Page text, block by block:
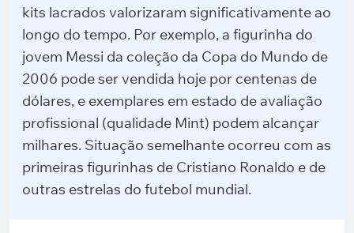
kits lacrados valorizaram significativamente ao
longo do tempo. Por exemplo, a figurinha do
jovem Messi da coleção da Copa do Mundo de
2006 pode ser vendida hoje por centenas de
dólares, e exemplares em estado de avaliação
profissional (qualidade Mint) podem alcançar
milhares. Situação semelhante ocorreu com as
primeiras figurinhas de Cristiano Ronaldo e de
outras estrelas do futebol mundial.